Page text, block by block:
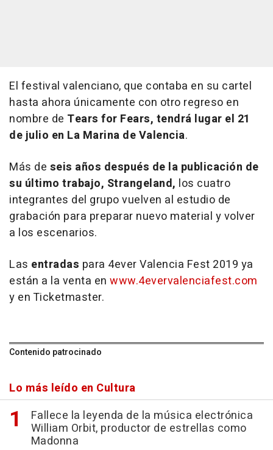
El festival valenciano, que contaba en su cartel
hasta ahora únicamente con otro regreso en
nombre de Tears for Fears, tendrá lugar el 21
de julio en La Marina de Valencia.
Más de seis años después de la publicación de
su último trabajo, Strangeland, los cuatro
integrantes del grupo vuelven al estudio de
grabación para preparar nuevo material y volver
a los escenarios.
Las entradas para 4ever Valencia Fest 2019 ya
están a la venta en www.4evervalenciafest.com
y en Ticketmaster.
Contenido patrocinado
Lo más leído en Cultura
Fallece la leyenda de la música electrónica
William Orbit, productor de estrellas como
Madonna